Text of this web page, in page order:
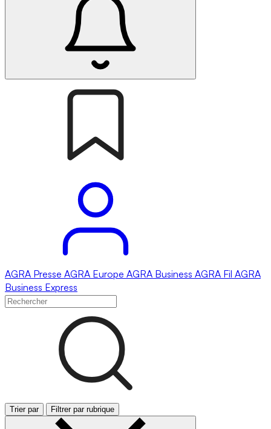
AGRA Presse AGRA Europe AGRA Business AGRA Fil AGRA
Business Express
Trier par Filtrer par rubrique